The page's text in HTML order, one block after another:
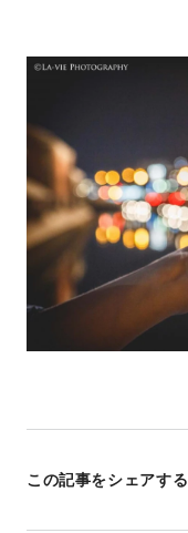
この記事をシェアする